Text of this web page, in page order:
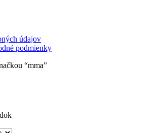
údajov
podmienky
“mma”